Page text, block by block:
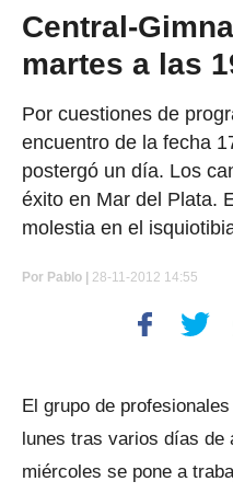
Central-
martes a las
Por cuestiones de
encuentro de la fecha
postergó un día. Los
éxito en Mar del Plata.
molestia en el
Por Pablo | 28-11-2012 14:55
El grupo de
lunes tras varios días de
miércoles se pone a